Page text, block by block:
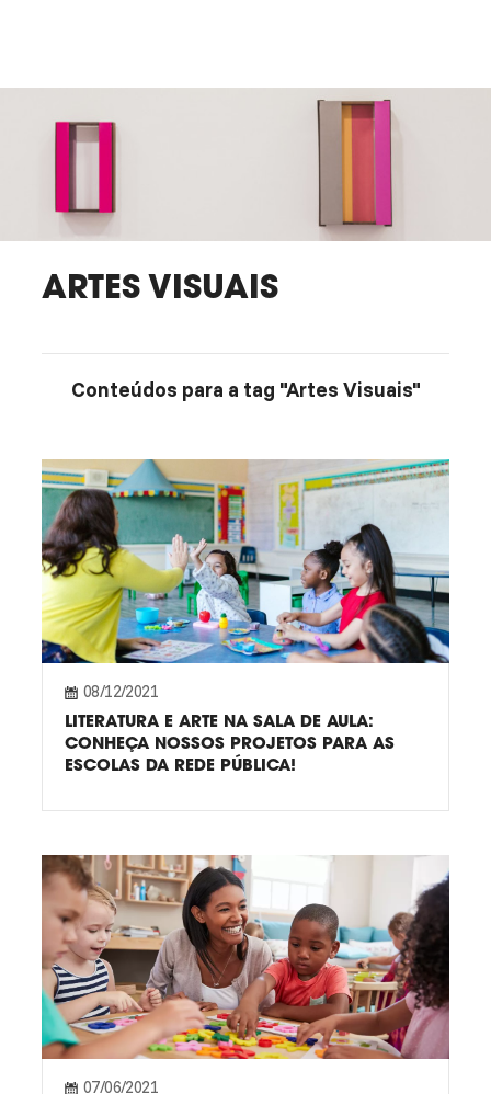
ARTES VISUAIS
Conteúdos para a tag "Artes Visuais"
08/12/2021
LITERATURA E ARTE NA SALA DE AULA:
CONHEÇA NOSSOS PROJETOS PARA AS
ESCOLAS DA REDE PÚBLICA!
07/06/2021